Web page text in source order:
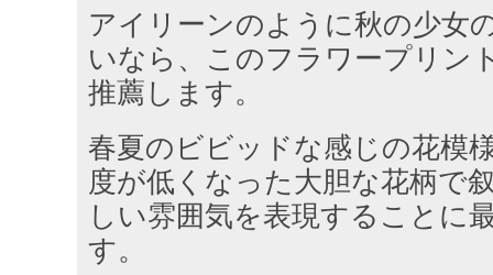
アイリーンのように秋の少女
いなら、このフラワープリン
推薦します。
春夏のビビッドな感じの花模
度が低くなった大胆な花柄で
しい雰囲気を表現することに
す。